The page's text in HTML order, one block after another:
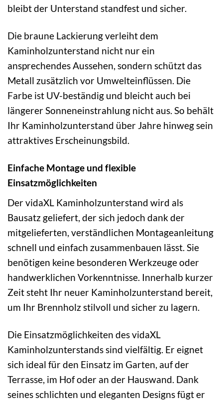
bleibt der Unterstand standfest und sicher.
Die braune Lackierung verleiht dem
Kaminholzunterstand nicht nur ein
ansprechendes Aussehen, sondern schützt das
Metall zusätzlich vor Umwelteinflüssen. Die
Farbe ist UV-beständig und bleicht auch bei
längerer Sonneneinstrahlung nicht aus. So behält
Ihr Kaminholzunterstand über Jahre hinweg sein
attraktives Erscheinungsbild.
Einfache Montage und flexible
Einsatzmöglichkeiten
Der vidaXL Kaminholzunterstand wird als
Bausatz geliefert, der sich jedoch dank der
mitgelieferten, verständlichen Montageanleitung
schnell und einfach zusammenbauen lässt. Sie
benötigen keine besonderen Werkzeuge oder
handwerklichen Vorkenntnisse. Innerhalb kurzer
Zeit steht Ihr neuer Kaminholzunterstand bereit,
um Ihr Brennholz stilvoll und sicher zu lagern.
Die Einsatzmöglichkeiten des vidaXL
Kaminholzunterstands sind vielfältig. Er eignet
sich ideal für den Einsatz im Garten, auf der
Terrasse, im Hof oder an der Hauswand. Dank
seines schlichten und eleganten Designs fügt er